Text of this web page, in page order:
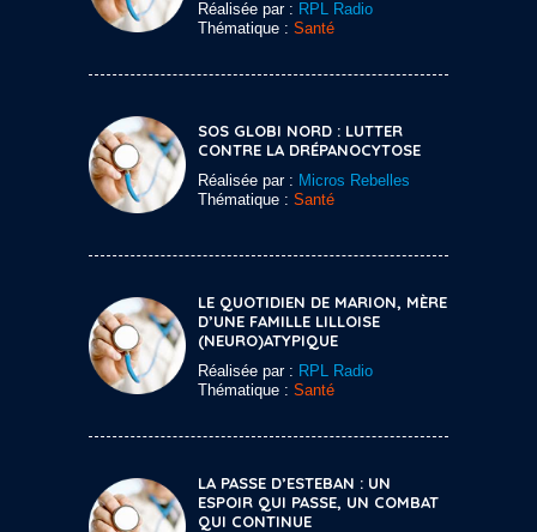
Réalisée par : RPL Radio
Thématique : Santé
SOS GLOBI NORD : LUTTER
CONTRE LA DRÉPANOCYTOSE
Réalisée par : Micros Rebelles
Thématique : Santé
LE QUOTIDIEN DE MARION, MÈRE
D’UNE FAMILLE LILLOISE
(NEURO)ATYPIQUE
Réalisée par : RPL Radio
Thématique : Santé
LA PASSE D’ESTEBAN : UN
ESPOIR QUI PASSE, UN COMBAT
QUI CONTINUE